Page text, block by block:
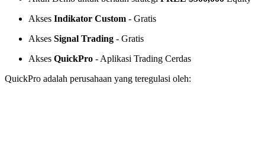
Akses Indikator Custom - Gratis
Akses Signal Trading - Gratis
Akses QuickPro - Aplikasi Trading Cerdas
QuickPro adalah perusahaan yang teregulasi oleh: